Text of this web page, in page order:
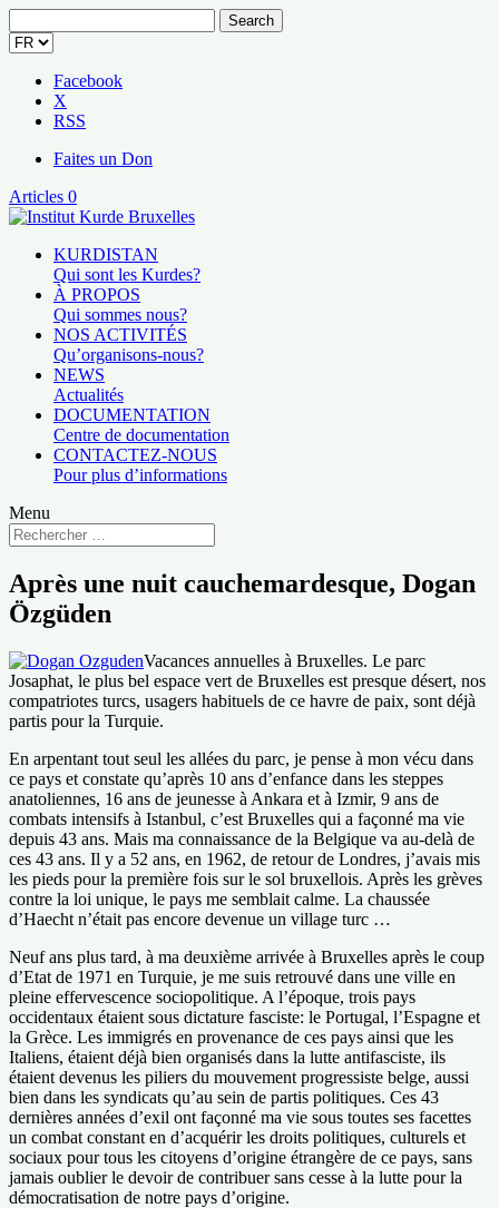
for:
Facebook
X
RSS
Faites un Don
Articles 0
KURDISTAN
Qui sont les Kurdes?
À PROPOS
Qui sommes nous?
NOS ACTIVITÉS
Qu’organisons-nous?
NEWS
Actualités
DOCUMENTATION
Centre de documentation
CONTACTEZ-NOUS
Pour plus d’informations
Menu
Après une nuit cauchemardesque, Dogan
Özgüden
Vacances annuelles à Bruxelles. Le parc
Josaphat, le plus bel espace vert de Bruxelles est presque désert, nos
compatriotes turcs, usagers habituels de ce havre de paix, sont déjà
partis pour la Turquie.
En arpentant tout seul les allées du parc, je pense à mon vécu dans
ce pays et constate qu’après 10 ans d’enfance dans les steppes
anatoliennes, 16 ans de jeunesse à Ankara et à Izmir, 9 ans de
combats intensifs à Istanbul, c’est Bruxelles qui a façonné ma vie
depuis 43 ans. Mais ma connaissance de la Belgique va au-delà de
ces 43 ans. Il y a 52 ans, en 1962, de retour de Londres, j’avais mis
les pieds pour la première fois sur le sol bruxellois. Après les grèves
contre la loi unique, le pays me semblait calme. La chaussée
d’Haecht n’était pas encore devenue un village turc …
Neuf ans plus tard, à ma deuxième arrivée à Bruxelles après le coup
d’Etat de 1971 en Turquie, je me suis retrouvé dans une ville en
pleine effervescence sociopolitique. A l’époque, trois pays
occidentaux étaient sous dictature fasciste: le Portugal, l’Espagne et
la Grèce. Les immigrés en provenance de ces pays ainsi que les
Italiens, étaient déjà bien organisés dans la lutte antifasciste, ils
étaient devenus les piliers du mouvement progressiste belge, aussi
bien dans les syndicats qu’au sein de partis politiques. Ces 43
dernières années d’exil ont façonné ma vie sous toutes ses facettes
un combat constant en d’acquérir les droits politiques, culturels et
sociaux pour tous les citoyens d’origine étrangère de ce pays, sans
jamais oublier le devoir de contribuer sans cesse à la lutte pour la
démocratisation de notre pays d’origine.